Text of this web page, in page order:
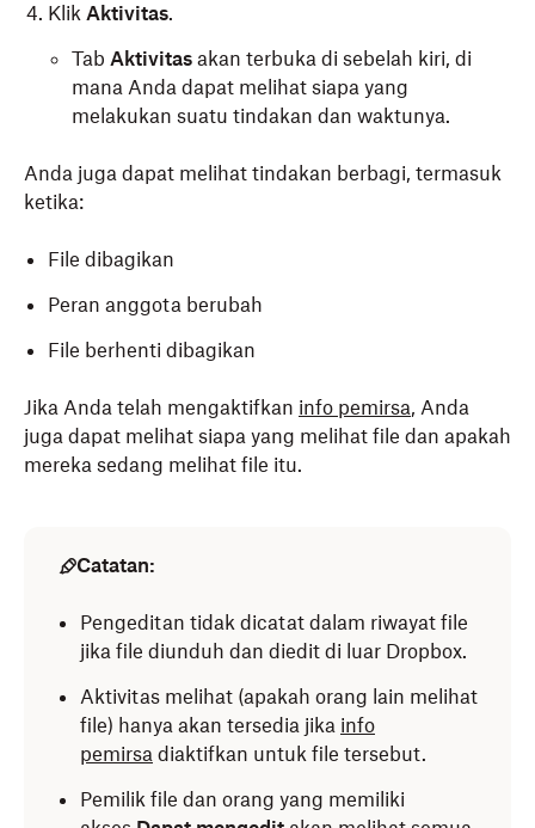
Klik Aktivitas.
Tab Aktivitas akan terbuka di sebelah kiri, di
mana Anda dapat melihat siapa yang
melakukan suatu tindakan dan waktunya.
Anda juga dapat melihat tindakan berbagi, termasuk
ketika:
File dibagikan
Peran anggota berubah
File berhenti dibagikan
Jika Anda telah mengaktifkan info pemirsa, Anda
juga dapat melihat siapa yang melihat file dan apakah
mereka sedang melihat file itu.
Catatan:
Pengeditan tidak dicatat dalam riwayat file
jika file diunduh dan diedit di luar Dropbox.
Aktivitas melihat (apakah orang lain melihat
file) hanya akan tersedia jika info
pemirsa diaktifkan untuk file tersebut.
Pemilik file dan orang yang memiliki